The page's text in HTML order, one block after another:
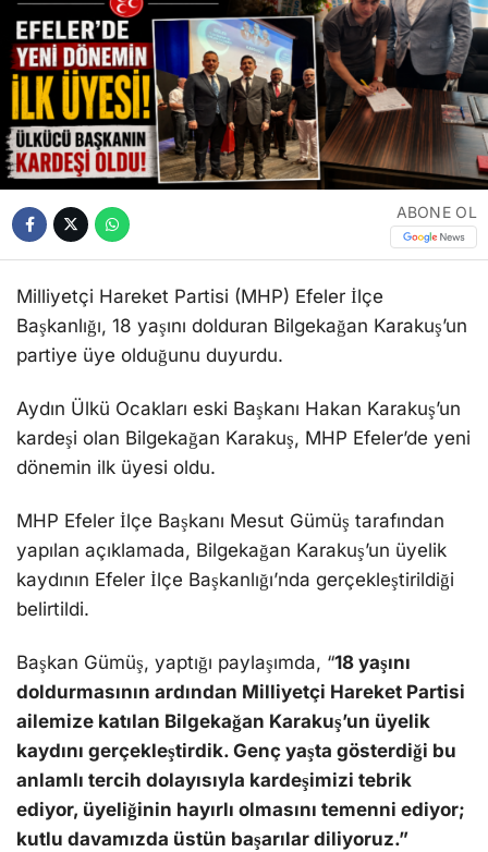
ABONE OL
Milliyetçi Hareket Partisi (MHP) Efeler İlçe
Başkanlığı, 18 yaşını dolduran Bilgekağan Karakuş’un
partiye üye olduğunu duyurdu.
Aydın Ülkü Ocakları eski Başkanı Hakan Karakuş’un
kardeşi olan Bilgekağan Karakuş, MHP Efeler’de yeni
dönemin ilk üyesi oldu.
MHP Efeler İlçe Başkanı Mesut Gümüş tarafından
yapılan açıklamada, Bilgekağan Karakuş’un üyelik
kaydının Efeler İlçe Başkanlığı’nda gerçekleştirildiği
belirtildi.
Başkan Gümüş, yaptığı paylaşımda, “18 yaşını
doldurmasının ardından Milliyetçi Hareket Partisi
ailemize katılan Bilgekağan Karakuş’un üyelik
kaydını gerçekleştirdik. Genç yaşta gösterdiği bu
anlamlı tercih dolayısıyla kardeşimizi tebrik
ediyor, üyeliğinin hayırlı olmasını temenni ediyor;
kutlu davamızda üstün başarılar diliyoruz.”